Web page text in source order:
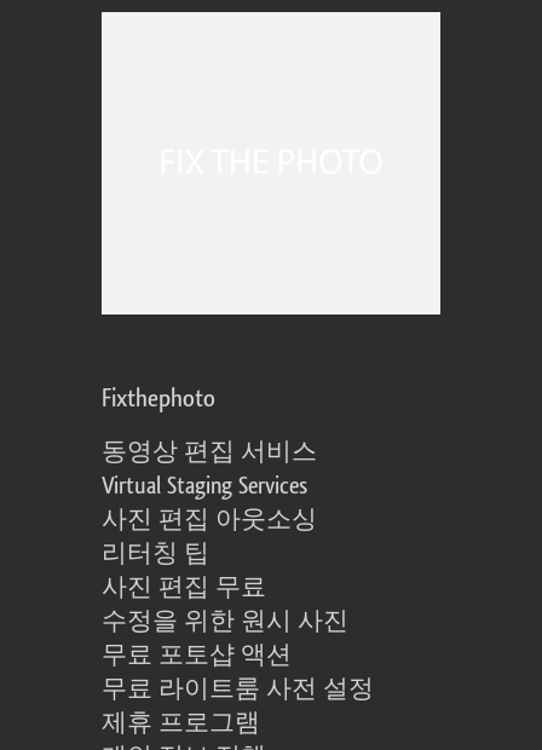
Fixthephoto
동영상 편집 서비스
Virtual Staging Services
사진 편집 아웃소싱
리터칭 팁
사진 편집 무료
수정을 위한 원시 사진
무료 포토샵 액션
무료 라이트룸 사전 설정
제휴 프로그램